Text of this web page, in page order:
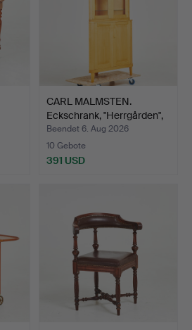
CARL MALMSTEN.
Eckschrank, "Herrgården",
K…
Beendet 6. Aug 2026
10 Gebote
391 USD